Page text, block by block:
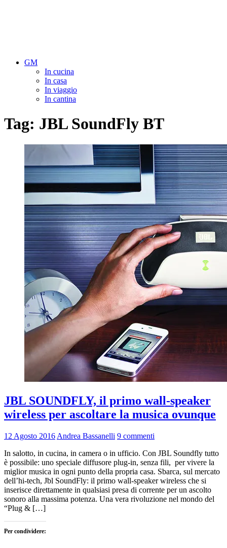
GM
In cucina
In casa
In viaggio
In cantina
Tag: JBL SoundFly BT
JBL SOUNDFLY, il primo wall-speaker
wireless per ascoltare la musica ovunque
12 Agosto 2016 Andrea Bassanelli 9 commenti
In salotto, in cucina, in camera o in ufficio. Con JBL Soundfly tutto
è possibile: uno speciale diffusore plug-in, senza fili, per vivere la
miglior musica in ogni punto della propria casa. Sbarca, sul mercato
dell’hi-tech, Jbl SoundFly: il primo wall-speaker wireless che si
inserisce direttamente in qualsiasi presa di corrente per un ascolto
sonoro alla massima potenza. Una vera rivoluzione nel mondo del
“Plug & […]
Per condividere: